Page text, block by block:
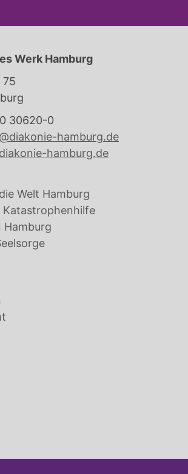
Werk Hamburg
75
30620-0
hamburg.de
hamburg.de
Welt Hamburg
Katastrophenhilfe
Hamburg